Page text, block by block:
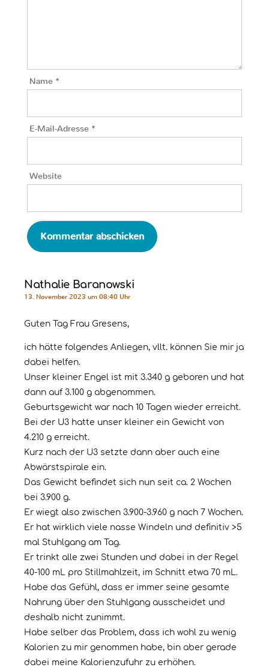
Name *
E-Mail-Adresse *
Website
Nathalie Baranowski
13. November 2023 um 08:40 Uhr
Guten Tag Frau Gresens,
ich hätte folgendes Anliegen, vllt. können Sie mir ja
dabei helfen.
Unser kleiner Engel ist mit 3.340 g geboren und hat
dann auf 3.100 g abgenommen.
Geburtsgewicht war nach 10 Tagen wieder erreicht.
Bei der U3 hatte unser kleiner ein Gewicht von
4.210 g erreicht.
Kurz nach der U3 setzte dann aber auch eine
Abwärstspirale ein.
Das Gewicht befindet sich nun seit ca. 2 Wochen
bei 3.900 g.
Er wiegt also zwischen 3.900-3.960 g nach 7 Wochen.
Er hat wirklich viele nasse Windeln und definitiv >5
mal Stuhlgang am Tag.
Er trinkt alle zwei Stunden und dabei in der Regel
40-100 mL pro Stillmahlzeit, im Schnitt etwa 70 mL.
Habe das Gefühl, dass er immer seine gesamte
Nahrung über den Stuhlgang ausscheidet und
deshalb nicht zunimmt.
Habe selber das Problem, dass ich wohl zu wenig
Kalorien zu mir genommen habe, bin aber gerade
dabei meine Kalorienzufuhr zu erhöhen.